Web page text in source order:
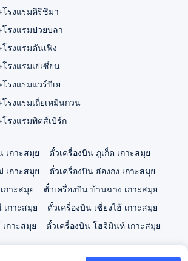
โรงแรมคิริชิมา
โรงแรมปวยบลา
รงแรมตันเฟิง
รงแรมเย่เซี่ยน
รงแรมแวร์บีเย
รงแรมเถี่ยเหมินกวน
รงแรมพิตส์เบิร์ก
เกาะสมุย
ตั๋วเครื่องบิน ภูเก็ต เกาะสมุย
เกาะสมุย
ตั๋วเครื่องบิน ฮ่องกง เกาะสมุย
กาะสมุย
ตั๋วเครื่องบิน บ้านฉาง เกาะสมุย
เกาะสมุย
ตั๋วเครื่องบิน เซี่ยงไฮ้ เกาะสมุย
กาะสมุย
ตั๋วเครื่องบิน โฮจิมินห์ เกาะสมุย